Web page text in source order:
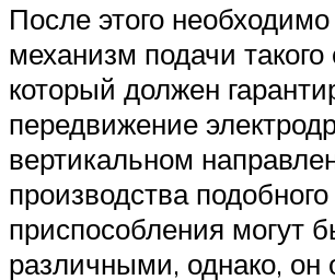
После этого
механизм подачи такого
который должен
передвижение
вертикальном
производства подобного
приспособления могут
различными, однако, он